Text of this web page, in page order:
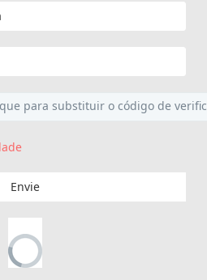
Envie